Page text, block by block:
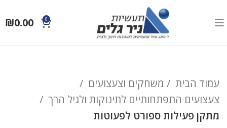
0
₪0.00
עמוד הבית
משחקים וצעצועים
צעצועים התפתחותיים לתינוקות ולגיל הרך
מתקן פעילות ספורט לפעוטות